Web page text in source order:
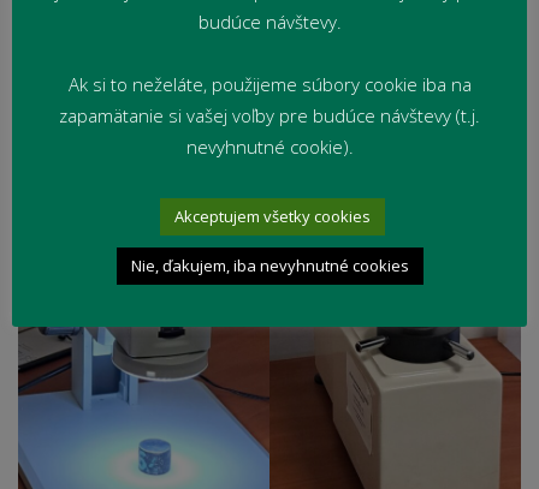
budúce návštevy.
Ak si to neželáte, použijeme súbory cookie iba na
zapamätanie si vašej voľby pre budúce návštevy (t.j.
nevyhnutné cookie).
Akceptujem všetky cookies
Nie, ďakujem, iba nevyhnutné cookies